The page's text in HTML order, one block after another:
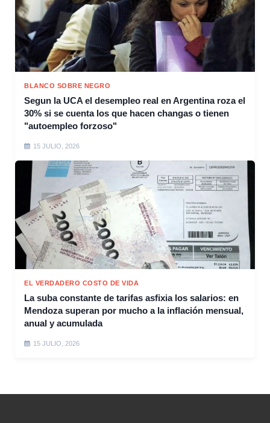
BLANCO SOBRE NEGRO
Segun la UCA el desempleo real en Argentina roza el
30% si se cuenta los que hacen changas o tienen
"autoempleo forzoso"
15 JULIO, 2026
EL VERDADERO COSTO DE VIDA
La suba constante de tarifas asfixia los salarios: en
Mendoza superan por mucho a la inflación mensual,
anual y acumulada
15 JULIO, 2026